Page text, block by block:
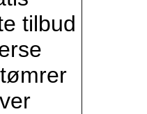
tilbud